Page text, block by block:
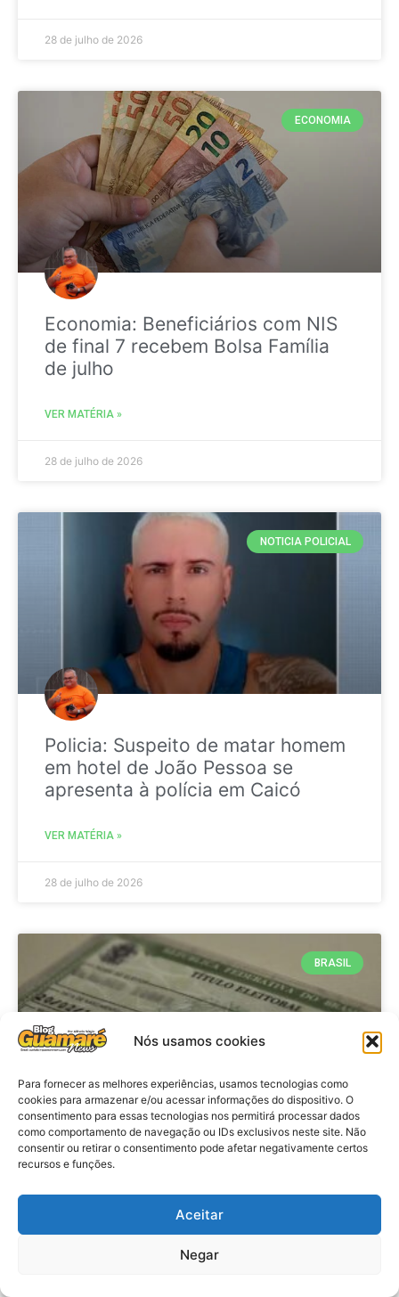
Nós usamos cookies
Para fornecer as melhores experiências, usamos tecnologias como
cookies para armazenar e/ou acessar informações do dispositivo. O
consentimento para essas tecnologias nos permitirá processar dados
como comportamento de navegação ou IDs exclusivos neste site. Não
consentir ou retirar o consentimento pode afetar negativamente certos
recursos e funções.
Aceitar
Negar
28 de julho de 2026
ECONOMIA
Economia: Beneficiários com NIS
de final 7 recebem Bolsa Família
de julho
VER MATÉRIA »
28 de julho de 2026
NOTICIA POLICIAL
Policia: Suspeito de matar homem
em hotel de João Pessoa se
apresenta à polícia em Caicó
VER MATÉRIA »
28 de julho de 2026
BRASIL
Brasil: Policia Federal investiga
antes das eleições